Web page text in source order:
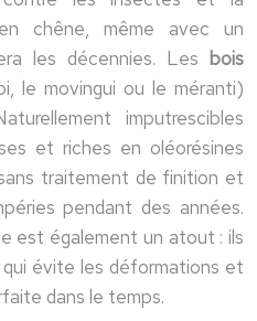
chêne, même avec un
les décennies. Les bois
le movingui ou le méranti)
imputrescibles
et riches en oléorésines
traitement de finition et
pendant des années.
est également un atout : ils
évite les déformations et
dans le temps.